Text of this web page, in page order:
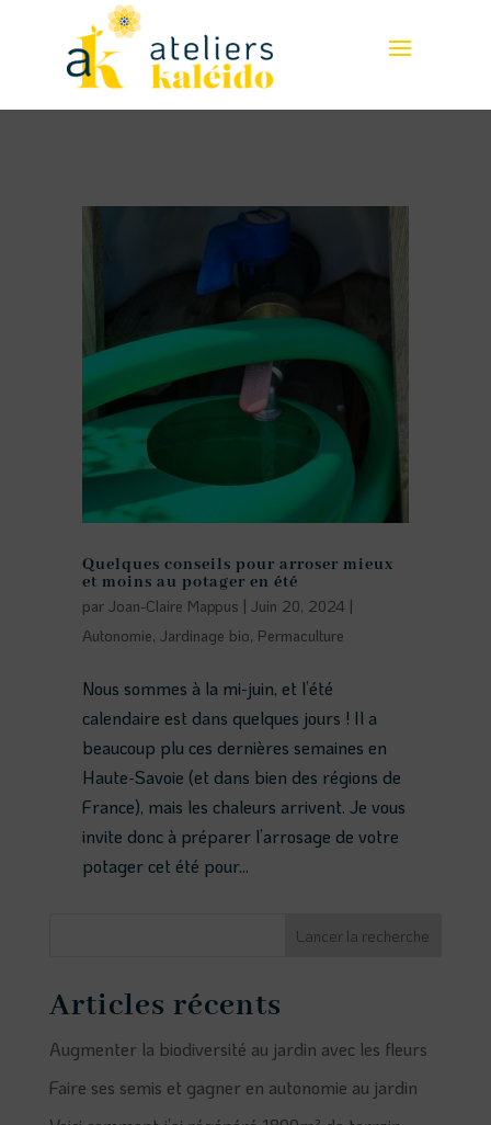
Quelques conseils pour arroser mieux
et moins au potager en été
par Joan-Claire Mappus | Juin 20, 2024 |
Autonomie, Jardinage bio, Permaculture
Nous sommes à la mi-juin, et l’été
calendaire est dans quelques jours ! Il a
beaucoup plu ces dernières semaines en
Haute-Savoie (et dans bien des régions de
France), mais les chaleurs arrivent. Je vous
invite donc à préparer l’arrosage de votre
potager cet été pour...
Lancer la recherche
Articles récents
Augmenter la biodiversité au jardin avec les fleurs
Faire ses semis et gagner en autonomie au jardin